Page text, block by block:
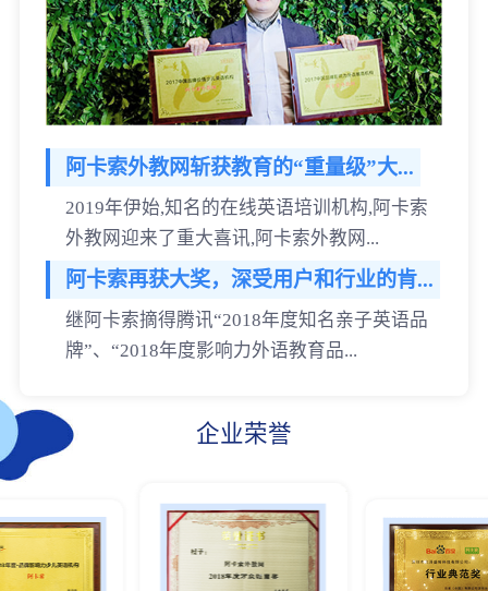
阿卡索外教网斩获教育的“重量级”大...
2019年伊始,知名的在线英语培训机构,阿卡索
外教网迎来了重大喜讯,阿卡索外教网...
阿卡索再获大奖，深受用户和行业的肯...
继阿卡索摘得腾讯“2018年度知名亲子英语品
牌”、“2018年度影响力外语教育品...
企业荣誉